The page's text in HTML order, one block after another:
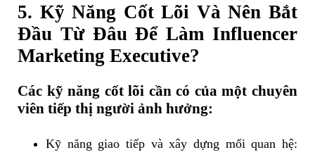
5. Kỹ Năng Cốt Lõi Và Nên Bắt
Đầu Từ Đâu Để Làm Influencer
Marketing Executive?
Các kỹ năng cốt lõi cần có của một chuyên
viên tiếp thị người ảnh hưởng:
Kỹ năng giao tiếp và xây dựng mối quan hệ: